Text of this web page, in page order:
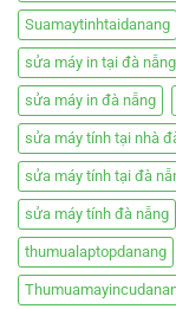
Suamaytinhtaidanang
sửa máy in tại đà nẵng
sửa máy in đà nẵng
sửa máy tính tại nhà
sửa máy tính tại đà
sửa máy tính đà nẵng
thumualaptopdanang